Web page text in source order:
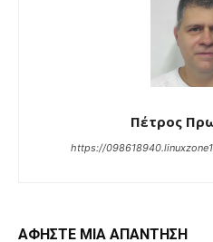
Πέτρος
https://
ΑΦΗΣΤΕ ΜΙΑ ΑΠΑΝΤΗΣΗ